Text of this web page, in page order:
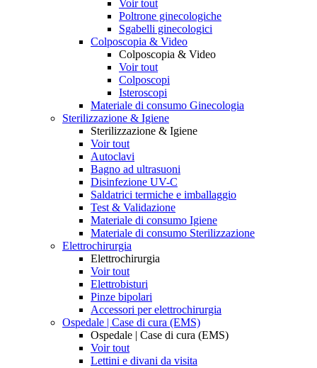
Voir tout
Poltrone ginecologiche
Sgabelli ginecologici
Colposcopia & Video
Colposcopia & Video
Voir tout
Colposcopi
Isteroscopi
Materiale di consumo Ginecologia
Sterilizzazione & Igiene
Sterilizzazione & Igiene
Voir tout
Autoclavi
Bagno ad ultrasuoni
Disinfezione UV-C
Saldatrici termiche e imballaggio
Test & Validazione
Materiale di consumo Igiene
Materiale di consumo Sterilizzazione
Elettrochirurgia
Elettrochirurgia
Voir tout
Elettrobisturi
Pinze bipolari
Accessori per elettrochirurgia
Ospedale | Case di cura (EMS)
Ospedale | Case di cura (EMS)
Voir tout
Lettini e divani da visita